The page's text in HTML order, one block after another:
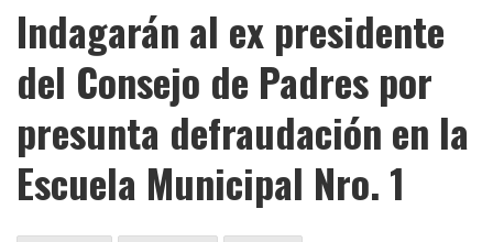
Indagarán al ex presidente
del Consejo de Padres por
presunta defraudación en la
Escuela Municipal Nro. 1